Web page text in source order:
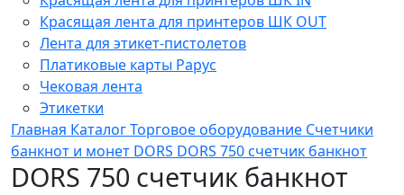
Красящая лента для принтеров ШК OUT
Лента для этикет-пистолетов
Платиковые карты Рарус
Чековая лента
Этикетки
Главная КаталогТорговое оборудование Счетчики
банкнот и монет DORS DORS 750 счетчик банкнот
DORS 750 счетчик банкнот